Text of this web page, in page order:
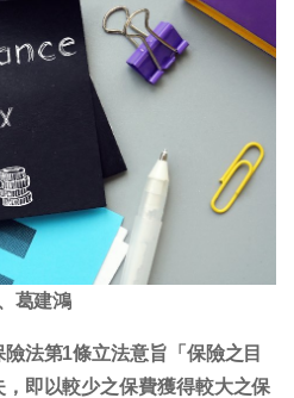
葛建鴻
法第1條立法意旨「保險之目
即以較少之保費獲得較大之保